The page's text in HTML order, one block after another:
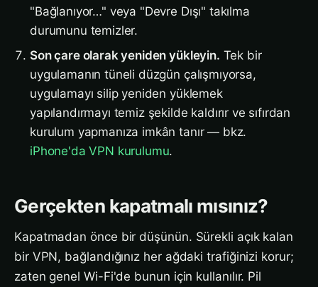
"Bağlanıyor…" veya "Devre Dışı" takılma
durumunu temizler.
Son çare olarak yeniden yükleyin. Tek bir
uygulamanın tüneli düzgün çalışmıyorsa,
uygulamayı silip yeniden yüklemek
yapılandırmayı temiz şekilde kaldırır ve sıfırdan
kurulum yapmanıza imkân tanır — bkz.
iPhone'da VPN kurulumu.
Gerçekten kapatmalı mısınız?
Kapatmadan önce bir düşünün. Sürekli açık kalan
bir VPN, bağlandığınız her ağdaki trafiğinizi korur;
zaten genel Wi-Fi'de bunun için kullanılır. Pil